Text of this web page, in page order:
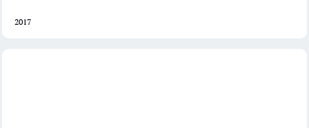
2017